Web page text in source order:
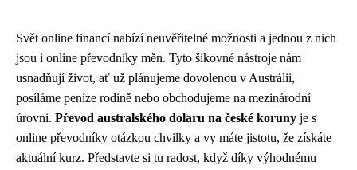
Svět online financí nabízí neuvěřitelné možnosti a jednou z nich
jsou i online převodníky měn. Tyto šikovné nástroje nám
usnadňují život, ať už plánujeme dovolenou v Austrálii,
posíláme peníze rodině nebo obchodujeme na mezinárodní
úrovni. Převod australského dolaru na české koruny je s
online převodníky otázkou chvilky a vy máte jistotu, že získáte
aktuální kurz. Představte si tu radost, když díky výhodnému